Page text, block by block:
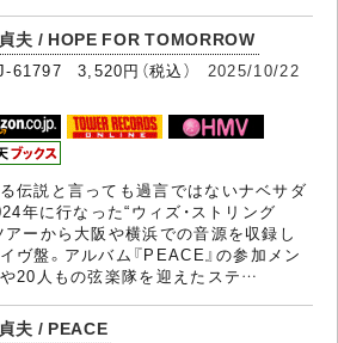
夫 / HOPE FOR TOMORROW
61797 3,520円（税込） 2025/10/22
伝説と言っても過言ではないナベサダ
年に行なった“ウィズ・ストリング
アーから大阪や横浜での音源を収録し
ヴ盤。アルバム『PEACE』の参加メン
20人もの弦楽隊を迎えたステ…
夫 / PEACE